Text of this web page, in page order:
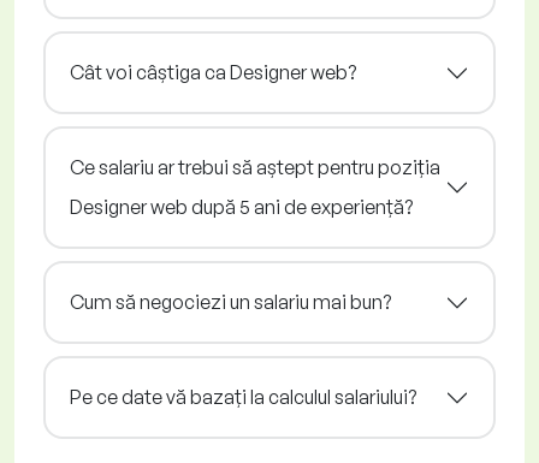
Cât voi câștiga ca Designer web?
Ce salariu ar trebui să aștept pentru poziția
Designer web după 5 ani de experiență?
Cum să negociezi un salariu mai bun?
Pe ce date vă bazați la calculul salariului?